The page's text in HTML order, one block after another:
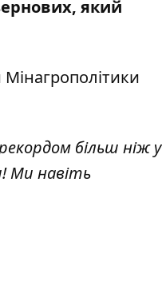
який
більш ніж у
Ми навіть